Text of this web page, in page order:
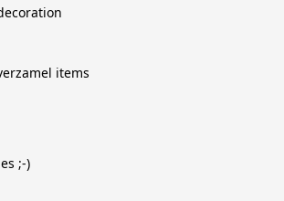
items
;-)